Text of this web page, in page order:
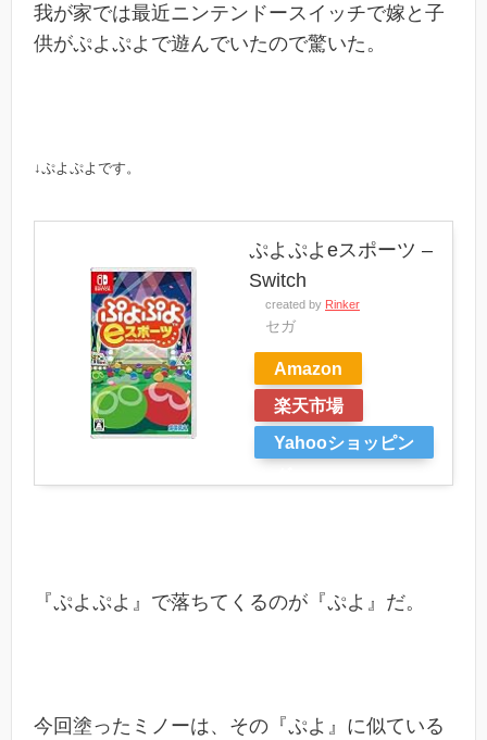
我が家では最近ニンテンドースイッチで嫁と子
供がぷよぷよで遊んでいたので驚いた。
↓ぷよぷよです。
ぷよぷよeスポーツ –
Switch
created by Rinker
セガ
Amazon
楽天市場
Yahooショッピン
『ぷよぷよ』で落ちてくるのが『ぷよ』だ。
今回塗ったミノーは、その『ぷよ』に似ている